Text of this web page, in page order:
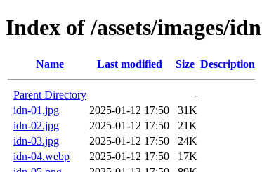
Index of /assets/images/idn
Name Last modified Size Description
Parent Directory
-
idn-01.jpg
2025-01-12 17:50
31K
idn-02.jpg
2025-01-12 17:50
21K
idn-03.jpg
2025-01-12 17:50
24K
idn-04.webp
2025-01-12 17:50
17K